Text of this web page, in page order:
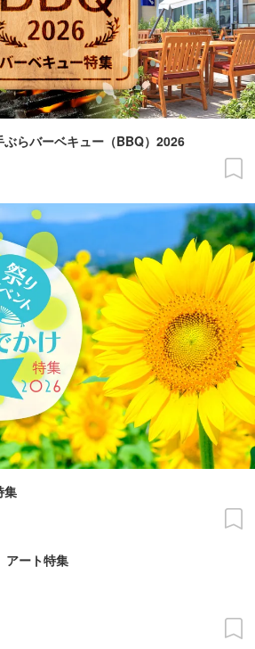
らバーベキュー（BBQ）2026
集
アート特集